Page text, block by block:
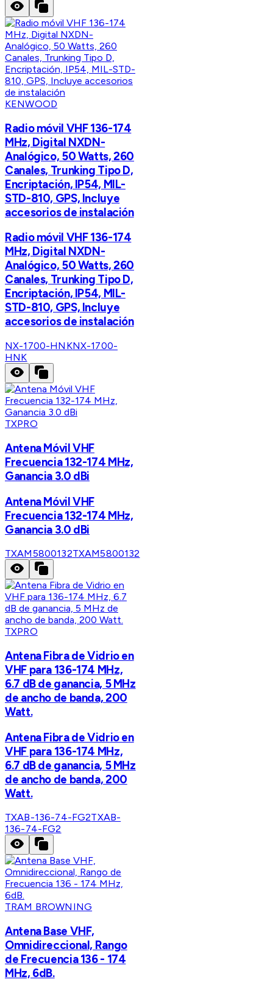
KENWOOD
Radio móvil VHF 136-174
MHz, Digital NXDN-
Analógico, 50 Watts, 260
Canales, Trunking Tipo D,
Encriptación, IP54, MIL-
STD-810, GPS, Incluye
accesorios de instalación
Radio móvil VHF 136-174
MHz, Digital NXDN-
Analógico, 50 Watts, 260
Canales, Trunking Tipo D,
Encriptación, IP54, MIL-
STD-810, GPS, Incluye
accesorios de instalación
NX-1700-HNKNX-1700-
HNK
TXPRO
Antena Móvil VHF
Frecuencia 132-174 MHz,
Ganancia 3.0 dBi
Antena Móvil VHF
Frecuencia 132-174 MHz,
Ganancia 3.0 dBi
TXAM5800132TXAM5800132
TXPRO
Antena Fibra de Vidrio en
VHF para 136-174 MHz,
6.7 dB de ganancia, 5 MHz
de ancho de banda, 200
Watt.
Antena Fibra de Vidrio en
VHF para 136-174 MHz,
6.7 dB de ganancia, 5 MHz
de ancho de banda, 200
Watt.
TXAB-136-74-FG2TXAB-
136-74-FG2
TRAM BROWNING
Antena Base VHF,
Omnidireccional, Rango
de Frecuencia 136 - 174
MHz, 6dB.